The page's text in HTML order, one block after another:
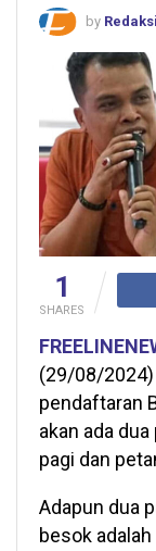
by Redaksi
1
SHARES
(29/08/
pendaftaran
akan ada
pagi dan
Adapun dua
besok